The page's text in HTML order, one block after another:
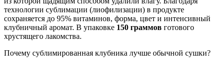
технологии сублимации (лиофилизации) в продукте
сохраняется до 95% витаминов, форма, цвет и интенсивный
клубничный аромат. В упаковке 150 граммов готового
хрустящего лакомства.
Почему сублимированная клубника лучше обычной сушки?